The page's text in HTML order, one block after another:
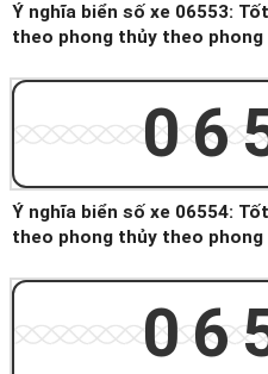
Ý nghĩa biển số xe 06553:
theo phong thủy theo
Ý nghĩa biển số xe 06554:
theo phong thủy theo